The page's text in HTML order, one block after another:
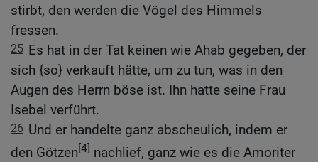
stirbt, den werden die Vögel des Himmels
fressen.
25 Es hat in der Tat keinen wie Ahab gegeben, der
sich {so} verkauft hätte, um zu tun, was in den
Augen des Herrn böse ist. Ihn hatte seine Frau
Isebel verführt.
26 Und er handelte ganz abscheulich, indem er
den Götzen[4] nachlief, ganz wie es die Amoriter